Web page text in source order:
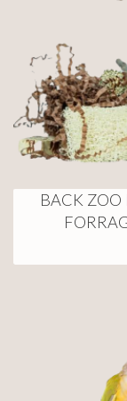
BACK ZOO